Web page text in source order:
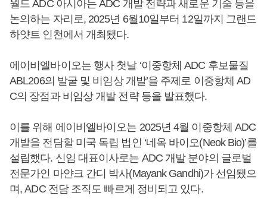
월드 ADC 아시아는 ADC 개발 전략과 새로운 기술 등을
논의하는 자리로, 2025년 6월10일부터 12일까지 그랜드
하얏트 인천에서 개최됐다.
에이비엘바이오는 행사 첫날 ‘이중항체 ADC 후보물질
ABL206의 발굴 및 비임상 개발’을 주제로 이중항체 AD
C의 장점과 비임상 개발 전략 등을 발표했다.
이를 위해 에이비엘바이오는 2025년 4월 이중항체 ADC
개발을 전담할 미국 독립 법인 ‘네옥 바이오(Neok Bio)’를
설립했다. 신임 대표이사로는 ADC 개발 분야의 글로벌
전문가인 마얀크 간디 박사(Mayank Gandhi)가 선임됐으
며, ADC 전담 조직도 빠르게 정비되고 있다.